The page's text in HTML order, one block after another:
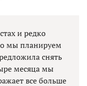
и редко
мы планируем
снять
месяца мы
все больше